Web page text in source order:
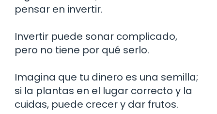
pensar en invertir.
Invertir puede sonar complicado,
pero no tiene por qué serlo.
Imagina que tu dinero es una semilla;
si la plantas en el lugar correcto y la
cuidas, puede crecer y dar frutos.